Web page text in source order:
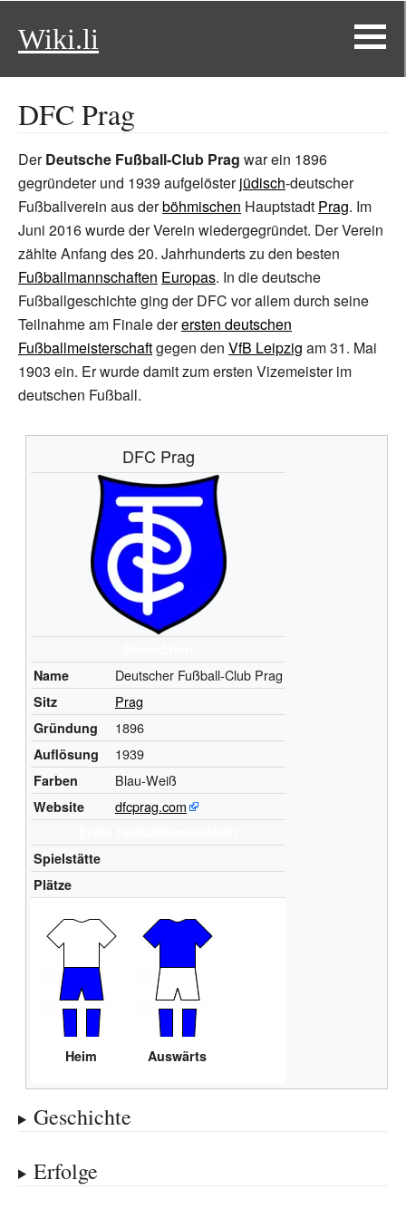
Wiki.li
DFC Prag
DerDeutsche Fußball-Club Prag war ein 1896
gegründeter und 1939 aufgelösterjüdisch-deutscher
Fußballverein aus derböhmischen Hauptstadt Prag. Im
Juni 2016 wurde der Verein wiedergegründet. Der Verein
zählte Anfang des 20. Jahrhunderts zu den besten
Fußballmannschaften Europas. In die deutsche
Fußballgeschichte ging der DFC vor allem durch seine
Teilnahme am Finale derersten deutschen
Fußballmeisterschaftgegen den VfB Leipzig am 31. Mai
1903 ein. Er wurde damit zum ersten Vizemeister im
deutschen Fußball.
DFC Prag
Name
Deutscher Fußball-Club Prag
Sitz Prag
Gründung 1896
Auflösung 1939
Farben Blau-Weiß
Website dfcprag.com
Spielstätte
Plätze
Heim Auswärts
Geschichte
Erfolge